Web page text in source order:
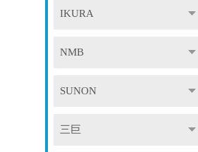
IKURA
NMB
SUNON
三巨